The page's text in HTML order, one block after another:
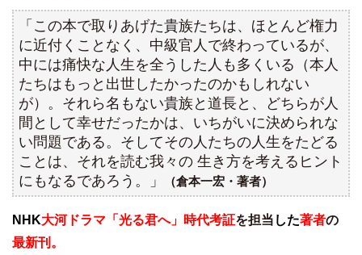
「この本で取りあげた貴族たちは、ほとんど権力
に近付くことなく、中級官人で終わっているが、
中には痛快な人生を全うした人も多くいる（本人
たちはもっと出世したかったのかもしれない
が）。それら名もない貴族と道長と、どちらが人
間として幸せだったかは、いちがいに決められな
い問題である。そしてその人たちの人生をたどる
ことは、それを読む我々の 生き方を考えるヒント
にもなるであろう。」
（倉本一宏・著者）
NHK大河ドラマ「光る君へ」時代考証を担当 した著者の
最新刊。